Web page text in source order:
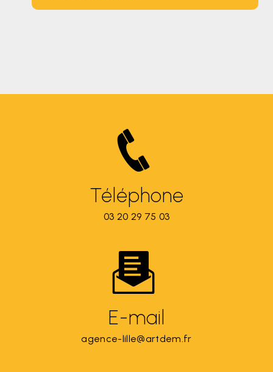
Téléphone
03 20 29 75 03
E-mail
agence-lille@artdem.fr